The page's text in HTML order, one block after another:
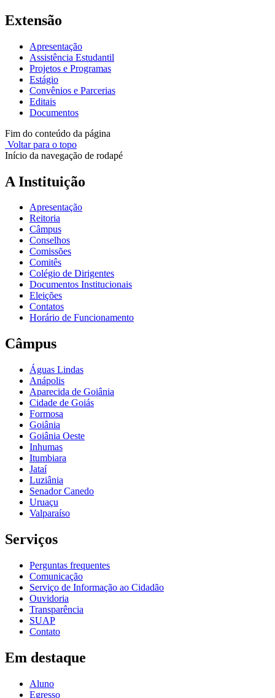
Extensão
Apresentação
Assistência Estudantil
Projetos e Programas
Estágio
Convênios e Parcerias
Editais
Documentos
Fim do conteúdo da página
Voltar para o topo
Início da navegação de rodapé
A Instituição
Apresentação
Reitoria
Câmpus
Conselhos
Comissões
Comitês
Colégio de Dirigentes
Documentos Institucionais
Eleições
Contatos
Horário de Funcionamento
Câmpus
Águas Lindas
Anápolis
Aparecida de Goiânia
Cidade de Goiás
Formosa
Goiânia
Goiânia Oeste
Inhumas
Itumbiara
Jataí
Luziânia
Senador Canedo
Uruaçu
Valparaíso
Serviços
Perguntas frequentes
Comunicação
Serviço de Informação ao Cidadão
Ouvidoria
Transparência
SUAP
Contato
Em destaque
Aluno
Egresso